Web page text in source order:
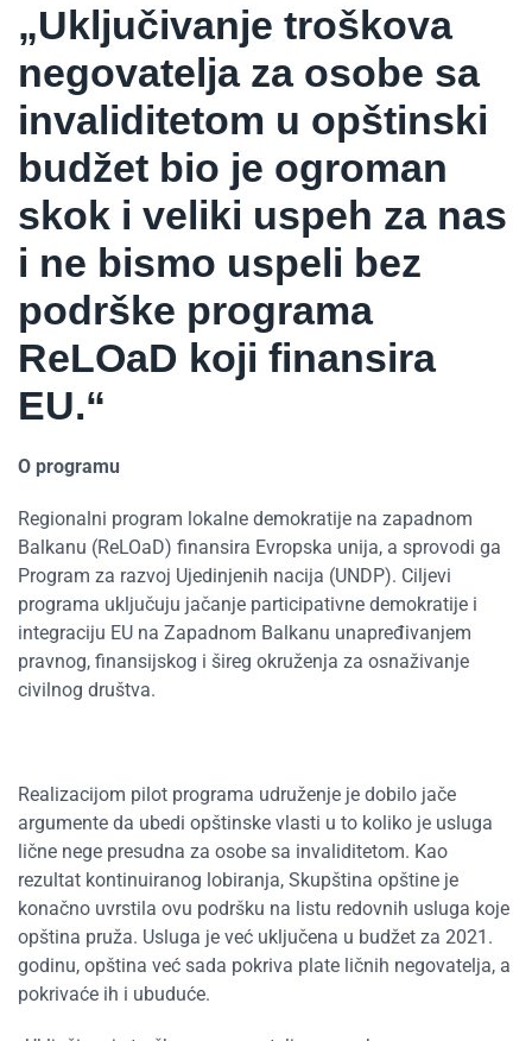
„Uključivanje troškova
negovatelja za osobe sa
invaliditetom u opštinski
budžet bio je ogroman
skok i veliki uspeh za nas
i ne bismo uspeli bez
podrške programa
ReLOaD koji finansira
EU.“
O programu
Regionalni program lokalne demokratije na zapadnom
Balkanu (ReLOaD) finansira Evropska unija, a sprovodi ga
Program za razvoj Ujedinjenih nacija (UNDP). Ciljevi
programa uključuju jačanje participativne demokratije i
integraciju EU na Zapadnom Balkanu unapređivanjem
pravnog, finansijskog i šireg okruženja za osnaživanje
civilnog društva.
Realizacijom pilot programa udruženje je dobilo jače
argumente da ubedi opštinske vlasti u to koliko je usluga
lične nege presudna za osobe sa invaliditetom. Kao
rezultat kontinuiranog lobiranja, Skupština opštine je
konačno uvrstila ovu podršku na listu redovnih usluga koje
opština pruža. Usluga je već uključena u budžet za 2021.
godinu, opština već sada pokriva plate ličnih negovatelja, a
pokrivaće ih i ubuduće.